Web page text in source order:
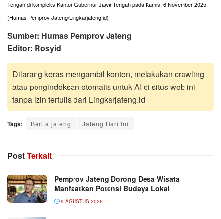
Tengah di kompleks Kantor Gubernur Jawa Tengah pada Kamis, 6 November 2025.
(Humas Pemprov Jateng/Lingkarjateng.id)
Sumber: Humas Pemprov Jateng
Editor: Rosyid
Dilarang keras mengambil konten, melakukan crawling
atau pengindeksan otomatis untuk AI di situs web ini
tanpa izin tertulis dari Lingkarjateng.id
Tags: Berita jateng Jateng Hari Ini
PostTerkait
Pemprov Jateng Dorong Desa Wisata
Manfaatkan Potensi Budaya Lokal
9 AGUSTUS 2026